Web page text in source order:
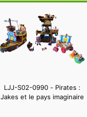
LJJ-S02-0990 - Pirates :
Jakes et le pays imaginaire